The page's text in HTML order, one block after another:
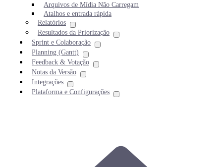
Arquivos de Mídia Não Carregam
Atalhos e entrada rápida
Relatórios
Resultados da Priorização
Sprint e Colaboração
Planning (Gantt)
Feedback & Votação
Notas da Versão
Integrações
Plataforma e Configurações